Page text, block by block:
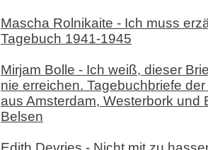
Mascha Rolnikaite - Ich muss
Tagebuch 1941-1945
Mirjam Bolle - Ich weiß, dieser
nie erreichen. Tagebuchbriefe
aus Amsterdam, Westerbork und
Belsen